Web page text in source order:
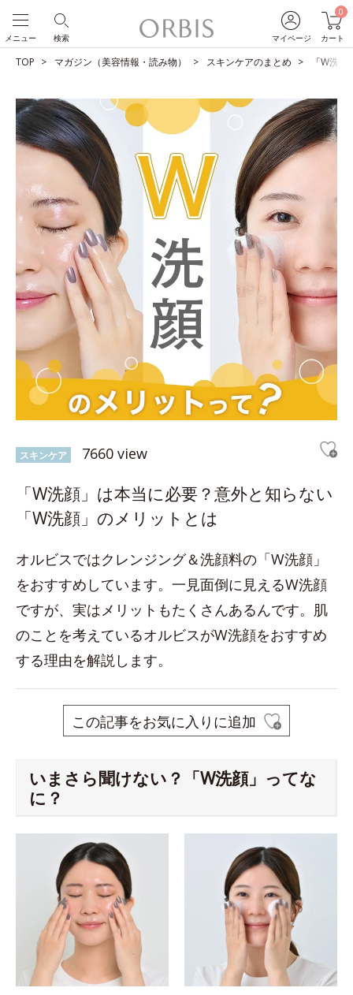
マイページ
0
カート
検索
メニュー
TOP マガジン（美容情報・読み物） スキンケアのまとめ 「W洗
スキンケア 7660 view
「W洗顔」は本当に必要？意外と知らない
「W洗顔」のメリットとは
オルビスではクレンジング＆洗顔料の「W洗顔」
をおすすめしています。一見面倒に見えるW洗顔
ですが、実はメリットもたくさんあるんです。肌
のことを考えているオルビスがW洗顔をおすすめ
する理由を解説します。
この記事をお気に入りに追加
いまさら聞けない？「W洗顔」ってな
に？